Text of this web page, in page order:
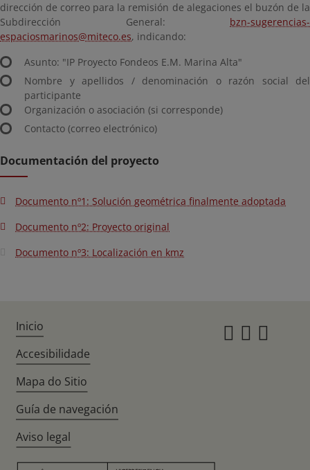
dirección de correo para la remisión de alegaciones el buzón de la
Subdirección General: bzn-sugerencias-
espaciosmarinos@miteco.es, indicando:
Asunto: "IP Proyecto Fondeos E.M. Marina Alta"
Nombre y apellidos / denominación o razón social del
participante
Organización o asociación (si corresponde)
Contacto (correo electrónico)
Documentación del proyecto
Documento nº1: Solución geométrica finalmente adoptada
Documento nº2: Proyecto original
Documento nº3: Localización en kmz
Inicio
Accesibilidade
Mapa do Sitio
Guía de navegación
Aviso legal